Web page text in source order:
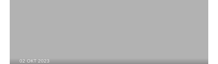
02 ОКТ 2023